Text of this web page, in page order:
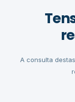
A consulta